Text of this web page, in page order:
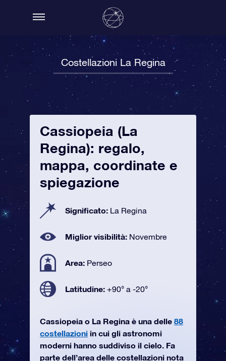
Costellazioni La Regina
Cassiopeia (La
Regina): regalo,
mappa, coordinate e
spiegazione
Significato: La Regina
Miglior visibilità: Novembre
Area: Perseo
Latitudine: +90° a -20°
Cassiopeia o La Regina è una delle 88
costellazioni in cui gli astronomi
moderni hanno suddiviso il cielo. Fa
parte dell’area delle costellazioni nota